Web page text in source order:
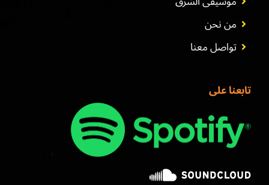
من نحن
تواصل معنا
تابعنا على